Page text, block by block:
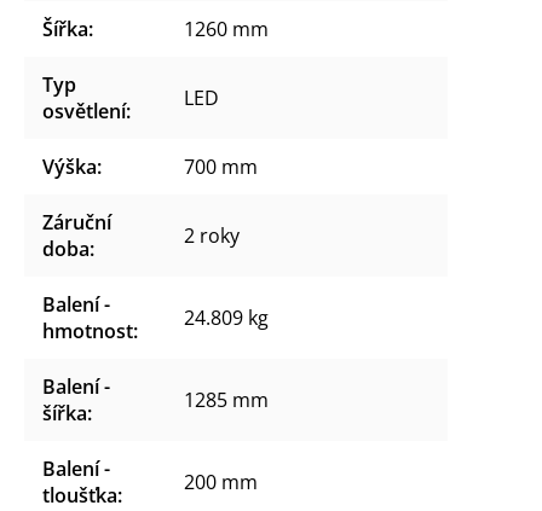
Šířka: 1260 mm
Typ
osvětlení: LED
Výška: 700 mm
Záruční
doba: 2 roky
Balení -
hmotnost: 24.809 kg
Balení -
šířka: 1285 mm
Balení -
tloušťka: 200 mm